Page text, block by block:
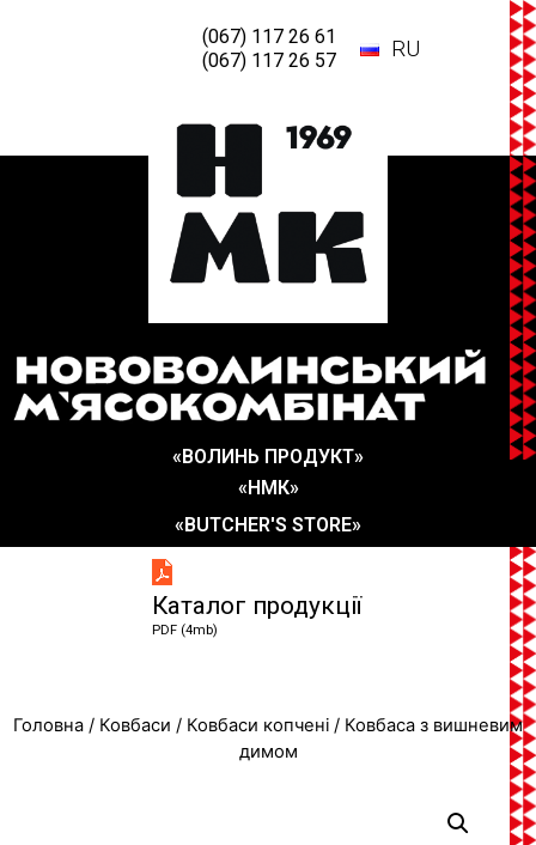
(067) 117 26 61
(067) 117 26 57
RU
«ВОЛИНЬ ПРОДУКТ»
«НМК»
«BUTCHER'S STORE»
Каталог продукції
PDF (4mb)
Головна / Ковбаси / Ковбаси копчені / Ковбаса з вишневим
димом